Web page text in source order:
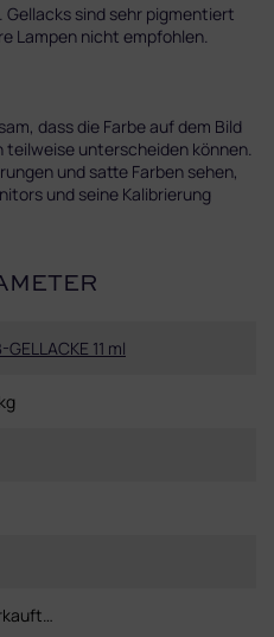
sind sehr pigmentiert
Lampen nicht empfohlen.
dass die Farbe auf dem Bild
teilweise unterscheiden können.
und satte Farben sehen,
und seine Kalibrierung
GELLACKE 11 ml